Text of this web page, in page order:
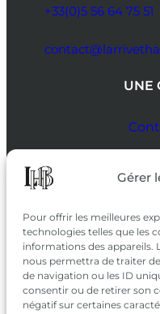
Gérer
Pour offrir les meilleures
technologies telles que les
informations des appareils.
nous permettra de traiter
de navigation ou les ID
consentir ou de retirer son
négatif sur certaines
+33(0)5 56 64 75 51
UNE
SUIVEZ-NOUS
SUR LES RÉSEAUX